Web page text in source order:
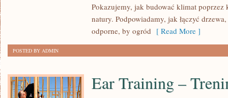
Pokazujemy, jak budować klimat poprzez
natury. Podpowiadamy, jak łączyć
odporne, by ogród [ Read More ]
POSTED BY ADMIN
Ear Training –